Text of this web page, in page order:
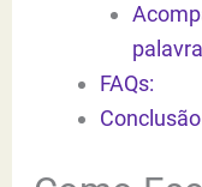
FAQs:
Conclusão